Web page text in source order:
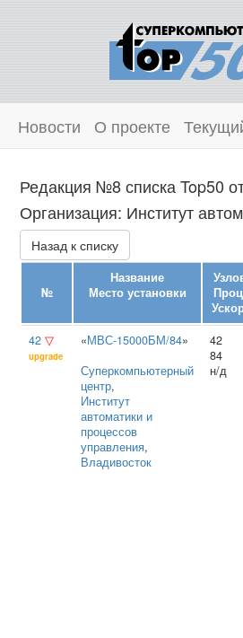
Новости О проекте
Редакция №8 списка Top50
Организация: Институт
Назад к списку
№
Название
Место установки
42 ▽
upgrade
«МВС-15000БМ/84»
Суперкомпьютерный
центр,
Институт
автоматики и
процессов
управления,
Владивосток
42
84
н/д